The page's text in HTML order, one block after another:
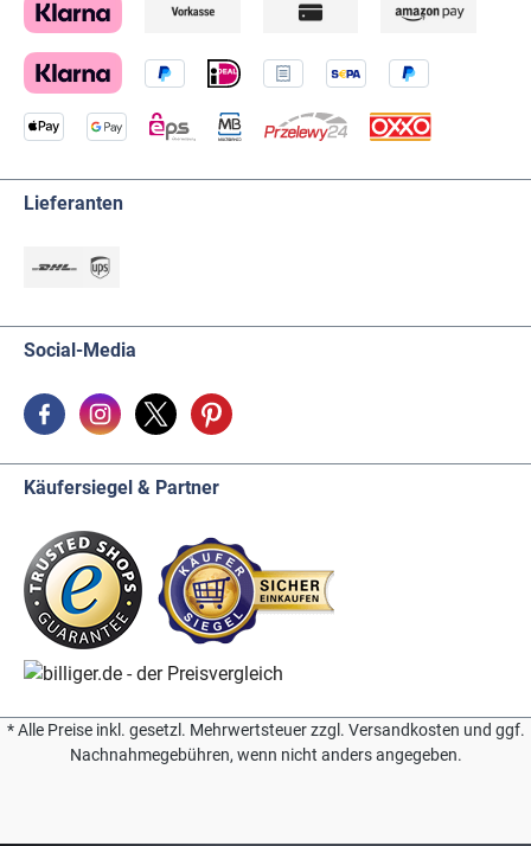
Lieferanten
Social-Media
Käufersiegel & Partner
* Alle Preise inkl. gesetzl. Mehrwertsteuer zzgl. Versandkosten und ggf.
Nachnahmegebühren, wenn nicht anders angegeben.